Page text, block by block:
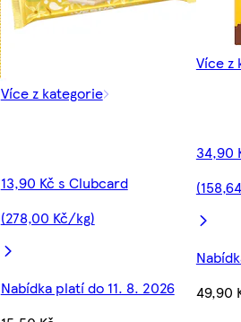
Více z kategorie
13,90 Kč s Clubcard
(278,00 Kč/kg)
Nabídka platí do 11. 8. 2026
Více z
34,90
49,90